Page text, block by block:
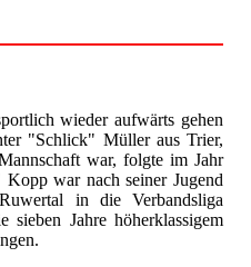
wieder aufwärts gehen
"Schlick" Müller aus Trier,
war, folgte im Jahr
war nach seiner Jugend
in die Verbandsliga
sieben Jahre höherklassigem